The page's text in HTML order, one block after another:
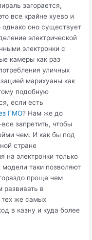
загорается,
все крайне хуево и
однако оно существует
электрической
электронки с
камеры как раз
уличных
марихуаны как
подобную
если есть
ГМО? Нам же до
запретить, чтобы
чем. И как бы под
стране
на электронки только
таки позволяют
проще чем
развивать в
тех же самых
в казну и куда более